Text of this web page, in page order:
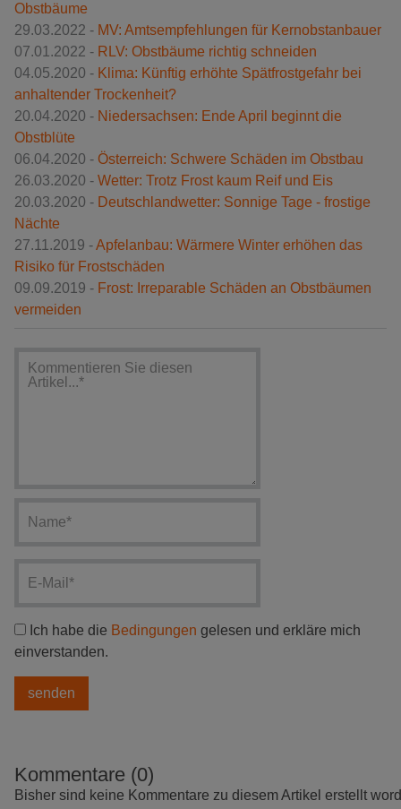
Obstbäume
29.03.2022 - MV: Amtsempfehlungen für Kernobstanbauer
07.01.2022 - RLV: Obstbäume richtig schneiden
04.05.2020 - Klima: Künftig erhöhte Spätfrostgefahr bei
anhaltender Trockenheit?
20.04.2020 - Niedersachsen: Ende April beginnt die
Obstblüte
06.04.2020 - Österreich: Schwere Schäden im Obstbau
26.03.2020 - Wetter: Trotz Frost kaum Reif und Eis
20.03.2020 - Deutschlandwetter: Sonnige Tage - frostige
Nächte
27.11.2019 -Apfelanbau: Wärmere Winter erhöhen das
Risiko für Frostschäden
09.09.2019 - Frost: Irreparable Schäden an Obstbäumen
vermeiden
Ich habe die Bedingungen gelesen und erkläre mich
einverstanden.
Kommentare (0)
Bisher sind keine Kommentare zu diesem Artikel erstellt